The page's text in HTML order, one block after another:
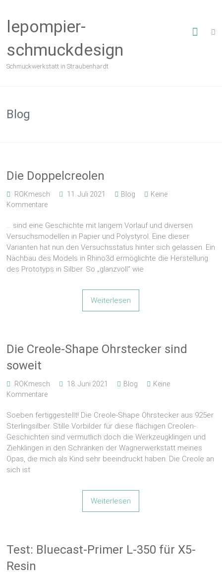
springen
lepompier-
schmuckdesign
Schmuckwerkstatt in Straubenhardt
Blog
Die Doppelcreolen
ROKmesch 11. Juli 2021 Blog
Keine
Kommentare
… sind eine Geschichte mit langem Vorlauf und diversen
Versuchsmodellen in Papier und Polystyrol. Eine dieser
Varianten hat nun den Versuchsstatus hinter sich gelassen. Ein
Nachbau des Models in Rhino3d ermöglichte die Herstellung
des Prototyps in Silber. So „glanzvoll“ wie
Weiterlesen
Die Creole-Shape Ohrstecker sind
soweit
ROKmesch 18. Juni 2021 Blog
Keine
Kommentare
Soeben fertiggestellt! Die Creole-Shape Ohrstecker aus 925er
Sterlingsilber. Stille Vorbilder für diese flächigen Creolen-
Geschichten sind vermutlich doch die Werkzeugklingen und
Ziehklingen in den Schränken der Wagnerwerkstatt meines
Opas, die mich als Kind sehr beeindruckt haben. Die Creole an
sich ist
Weiterlesen
Test: Bluecast-Primer L-350 für X5-
Resin